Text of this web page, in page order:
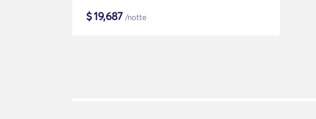
$19,687 /notte